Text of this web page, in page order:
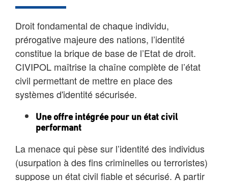
Droit fondamental de chaque individu,
prérogative majeure des nations, l’identité
constitue la brique de base de l’Etat de droit.
CIVIPOL maîtrise la chaîne complète de l’état
civil permettant de mettre en place des
systèmes d'identité sécurisée.
Une offre intégrée pour un état civil
performant
La menace qui pèse sur l’identité des individus
(usurpation à des fins criminelles ou terroristes)
suppose un état civil fiable et sécurisé. A partir